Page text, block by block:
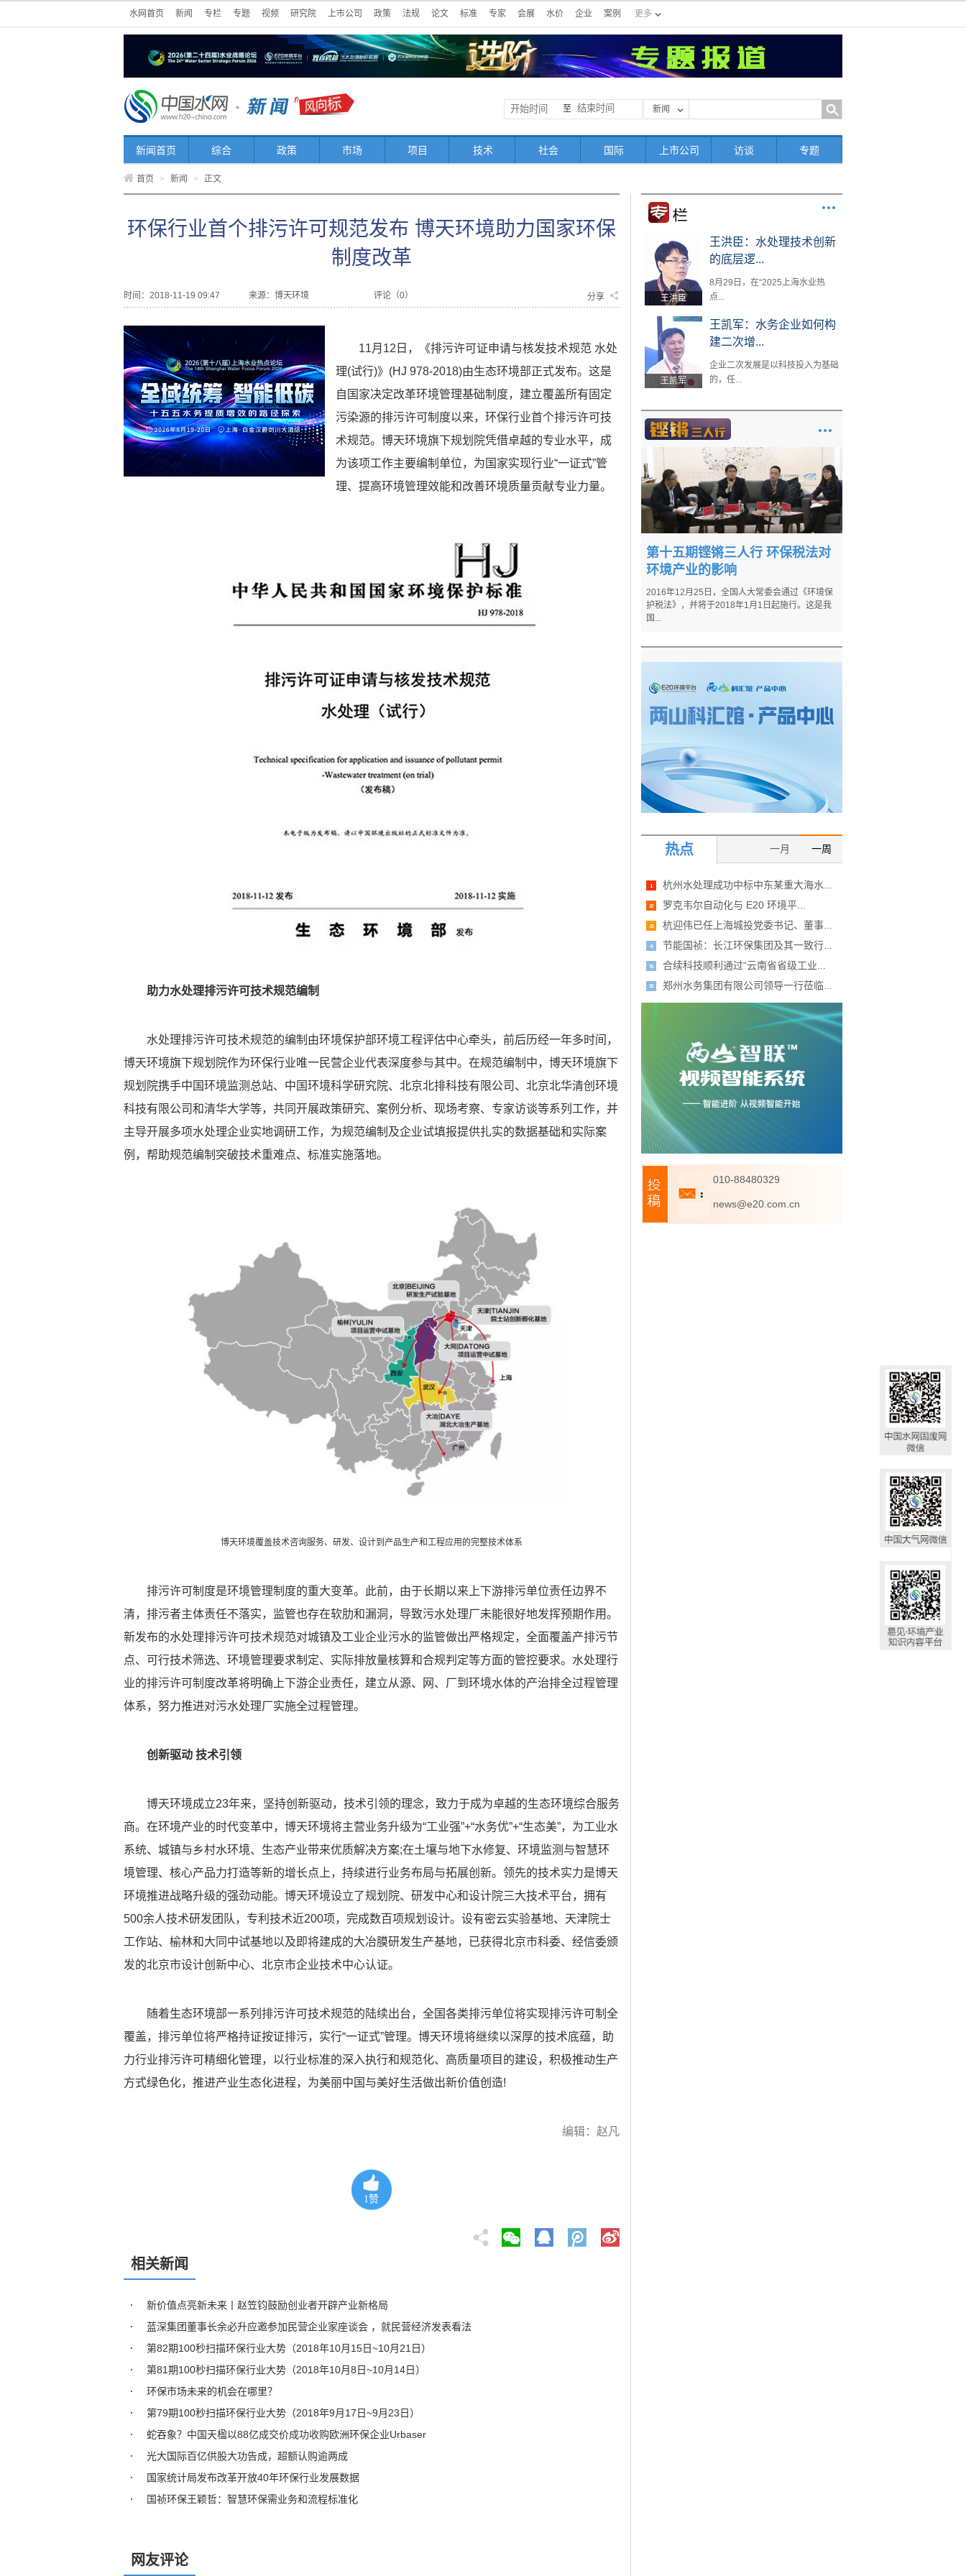
水网首页 新闻 专栏 专题 视频 研究院 上市公司 政策 法规 论文 标准 专家 会展 水价 企业 案例 更多
至 新闻
新闻首页 综合 政策 市场 项目 技术 社会 国际 上市公司 访谈 专题
首页 > 新闻 > 正文
环保行业首个排污许可规范发布 博天环境助力国家环保
制度改革
时间：2018-11-19 09:47 来源： 博天环境 评论（0） 分享
11月12日，《排污许可证申请与核发技术规范 水处
理(试行)》(HJ 978-2018)由生态环境部正式发布。这是
自国家决定改革环境管理基础制度，建立覆盖所有固定
污染源的排污许可制度以来，环保行业首个排污许可技
术规范。博天环境旗下规划院凭借卓越的专业水平，成
为该项工作主要编制单位，为国家实现行业“一证式”管
理、提高环境管理效能和改善环境质量贡献专业力量。
助力水处理排污许可技术规范编制
水处理排污许可技术规范的编制由环境保护部环境工程评估中心牵头，前后历经一年多时间，
博天环境旗下规划院作为环保行业唯一民营企业代表深度参与其中。在规范编制中，博天环境旗下
规划院携手中国环境监测总站、中国环境科学研究院、北京北排科技有限公司、北京北华清创环境
科技有限公司和清华大学等，共同开展政策研究、案例分析、现场考察、专家访谈等系列工作，并
主导开展多项水处理企业实地调研工作，为规范编制及企业试填报提供扎实的数据基础和实际案
例，帮助规范编制突破技术重难点、标准实施落地。
博天环境覆盖技术咨询服务、研发、设计到产品生产和工程应用的完整技术体系
排污许可制度是环境管理制度的重大变革。此前，由于长期以来上下游排污单位责任边界不
清，排污者主体责任不落实，监管也存在软肋和漏洞，导致污水处理厂未能很好地发挥预期作用。
新发布的水处理排污许可技术规范对城镇及工业企业污水的监管做出严格规定，全面覆盖产排污节
点、可行技术筛选、环境管理要求制定、实际排放量核算和合规判定等方面的管控要求。水处理行
业的排污许可制度改革将明确上下游企业责任，建立从源、网、厂到环境水体的产治排全过程管理
体系，努力推进对污水处理厂实施全过程管理。
创新驱动 技术引领
博天环境成立23年来，坚持创新驱动，技术引领的理念，致力于成为卓越的生态环境综合服务
商。在环境产业的时代变革中，博天环境将主营业务升级为“工业强”+“水务优”+“生态美”，为工业水
系统、城镇与乡村水环境、生态产业带来优质解决方案;在土壤与地下水修复、环境监测与智慧环
境管理、核心产品力打造等新的增长点上，持续进行业务布局与拓展创新。领先的技术实力是博天
环境推进战略升级的强劲动能。博天环境设立了规划院、研发中心和设计院三大技术平台，拥有
500余人技术研发团队，专利技术近200项，完成数百项规划设计。设有密云实验基地、天津院士
工作站、榆林和大同中试基地以及即将建成的大冶膜研发生产基地，已获得北京市科委、经信委颁
发的北京市设计创新中心、北京市企业技术中心认证。
随着生态环境部一系列排污许可技术规范的陆续出台，全国各类排污单位将实现排污许可制全
覆盖，排污单位将严格持证按证排污，实行“一证式”管理。博天环境将继续以深厚的技术底蕴，助
力行业排污许可精细化管理，以行业标准的深入执行和规范化、高质量项目的建设，积极推动生产
方式绿色化，推进产业生态化进程，为美丽中国与美好生活做出新价值创造!
编辑：赵凡
1赞
相关新闻
新价值点亮新未来丨赵笠钧鼓励创业者开辟产业新格局
蓝深集团董事长余必升应邀参加民营企业家座谈会 ，就民营经济发表看法
第82期100秒扫描环保行业大势（2018年10月15日~10月21日）
第81期100秒扫描环保行业大势（2018年10月8日~10月14日）
环保市场未来的机会在哪里？
第79期100秒扫描环保行业大势（2018年9月17日~9月23日）
蛇吞象？中国天楹以88亿成交价成功收购欧洲环保企业Urbaser
光大国际百亿供股大功告成，超额认购逾两成
国家统计局发布改革开放40年环保行业发展数据
国祯环保王颖哲：智慧环保需业务和流程标准化
网友评论
王洪臣
王洪臣：水处理技术创新
的底层逻...
8月29日，在“2025上海水业热
点...
王凯军
王凯军：水务企业如何构
建二次增...
企业二次发展是以科技投入为基础
的，任...
第十五期铿锵三人行 环保税法对
环境产业的影响
2016年12月25日，全国人大常委会通过《环境保
护税法》，并将于2018年1月1日起施行。这是我
国...
热点 一周
一月
杭州水处理成功中标中东某重大海水...
罗克韦尔自动化与 E20 环境平...
杭迎伟已任上海城投党委书记、董事...
节能国祯：长江环保集团及其一致行...
合续科技顺利通过“云南省省级工业...
郑州水务集团有限公司领导一行莅临...
010-88480329
news@e20.com.cn